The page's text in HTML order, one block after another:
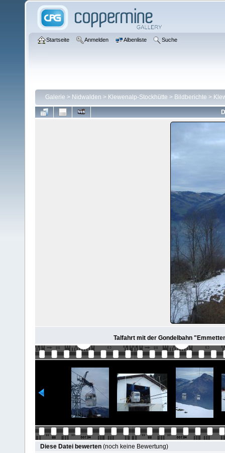
Startseite Anmelden Albenliste Suche
Galerie > Nidwalden > Klewenalp-Stockhütte > Bildberichte >
Talfahrt mit der Gondelbahn
Diese Datei bewerten (noch keine Bewertung)